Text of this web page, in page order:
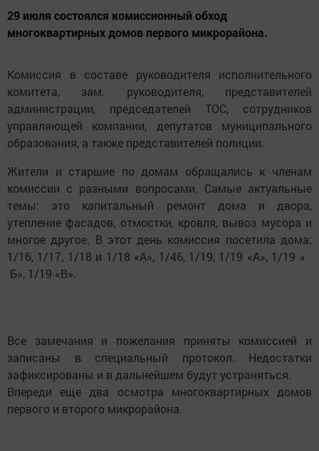
29 июля состоялся комиссионный обход
многоквартирных домов первого микрорайона.
Комиссия в составе руководителя исполнительного
комитета, зам. руководителя, представителей
администрации, председателей ТОС, сотрудников
управляющей компании, депутатов муниципального
образования, а также представителей полиции.
Жители и старшие по домам обращались к членам
комиссии с разными вопросами. Самые актуальные
темы: это капитальный ремонт дома и двора,
утепление фасадов, отмостки, кровля, вывоз мусора и
многое другое. В этот день комиссия посетила дома:
1/16, 1/17, 1/18 и 1/18 «А», 1/46, 1/19, 1/19 «А», 1/19 «
Б», 1/19 «В».
Все замечания и пожелания приняты комиссией и
записаны в специальный протокол. Недостатки
зафиксированы и в дальнейшем будут устраняться.
Впереди еще два осмотра многоквартирных домов
первого и второго микрорайона.